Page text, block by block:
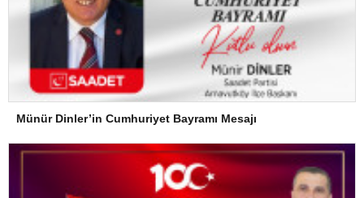
Münür Dinler’in Cumhuriyet Bayramı Mesajı